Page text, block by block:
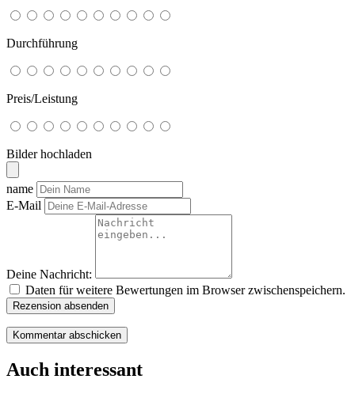
Durchführung
Preis/Leistung
Bilder hochladen
name
E-Mail
Deine Nachricht:
Daten für weitere Bewertungen im Browser zwischenspeichern.
Rezension absenden
Auch interessant